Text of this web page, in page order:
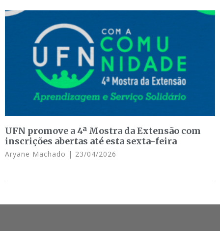
UFN promove a 4ª Mostra da Extensão com
inscrições abertas até esta sexta-feira
Aryane Machado 23/04/2026